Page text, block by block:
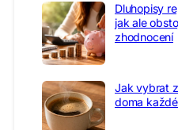
Dluhopisy
jak ale
zhodnocení
Jak vybrat
doma